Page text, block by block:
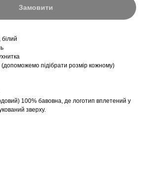
Замовити
білий
(допоможемо підібрати розмір кожному)
100% бавовна, де логотип вплетений у
зверху.